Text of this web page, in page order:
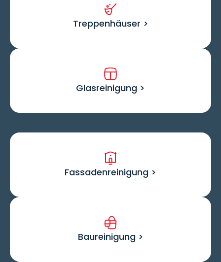
Treppenhäuser >
Glasreinigung >
Fassadenreinigung >
Baureinigung >